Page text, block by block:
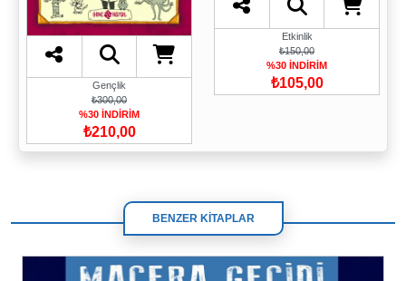
Gençlik
₺300,00
%30 İNDİRİM
₺210,00
Etkinlik
₺150,00
%30 İNDİRİM
₺105,00
BENZER KİTAPLAR